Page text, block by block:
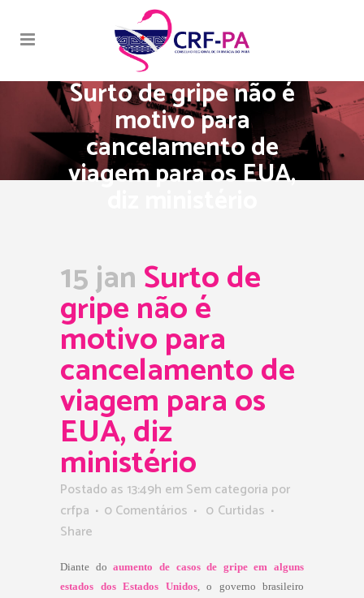
Surto de gripe não é
motivo para
cancelamento de
viagem para os EUA,
15 janSurto de
gripe não é
motivo para
cancelamento de
viagem para os
EUA, diz
ministério
Postado as 13:49h em Sem categoria por
crfpa
0 Comentários 0 Curtidas
Share
Diante doaumento de casos de gripe em alguns
estados dos Estados Unidos, o governo brasileiro